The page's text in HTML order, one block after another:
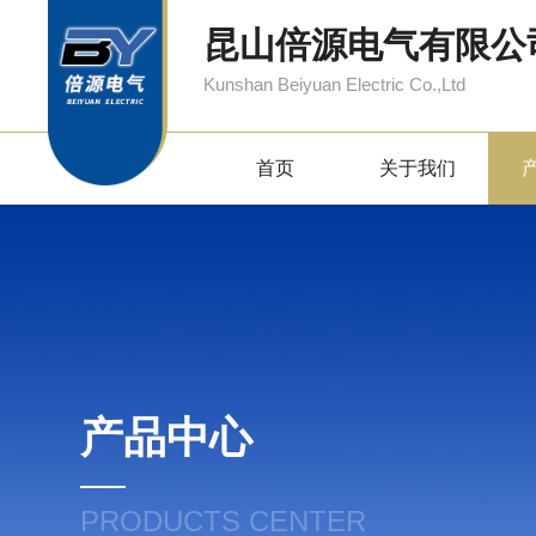
昆山倍源电气有限公
Kunshan Beiyuan Electric Co.,Ltd
首页 关于我们
产品中心
PRODUCTS CENTER